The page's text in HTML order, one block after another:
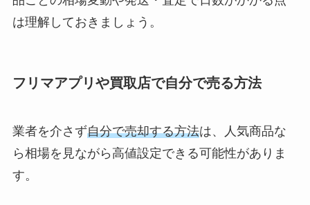
は理解しておきましょう。
フリマアプリや買取店で自分で売る方法
業者を介さず自分で売却する方法は、人気商品な
ら相場を見ながら高値設定できる可能性がありま
す。